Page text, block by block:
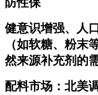
健意识增强、人
（如软糖、粉末
然来源补充剂的
配料市场：北美